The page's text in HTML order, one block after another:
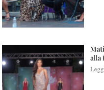
alla